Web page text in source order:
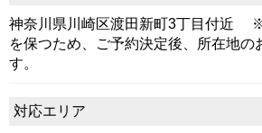
神奈川県川崎区渡田新町3丁目付近
を保つため、ご予約決定後、所在地の
す。
対応エリア